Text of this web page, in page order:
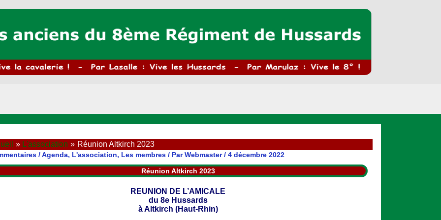
L'association Réunion Altkirch 2023
/Agenda, L'association, Les membres/ ParWebmaster/ 4 décembre 2022
Réunion Altkirch 2023
REUNION DE L’AMICALE
du 8e Hussards
à Altkirch (Haut-Rhin)